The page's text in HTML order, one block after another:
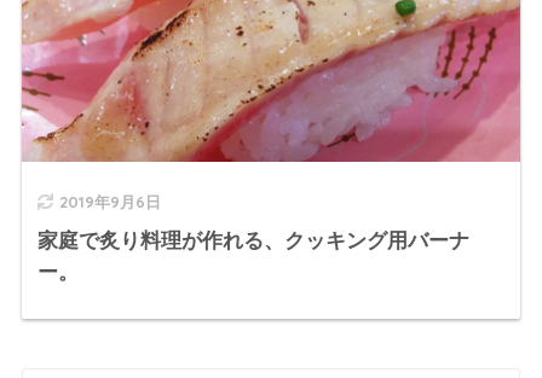
2019年9月6日
家庭で炙り料理が作れる、クッキング用バーナ
ー。